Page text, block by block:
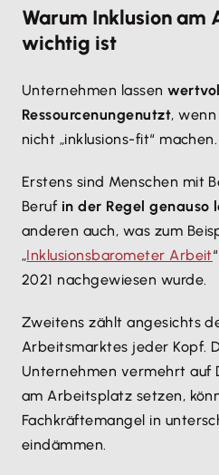
Warum Inklusion am
wichtig ist
Unternehmen lassen
Ressourcenungenutzt,
nicht „inklusions-fit“ machen.
Erstens sind Menschen mit
Beruf in der Regel genauso
anderen auch, was zum
„Inklusionsbarometer Arbeit
2021 nachgewiesen wurde.
Zweitens zählt angesichts
Arbeitsmarktes jeder Kopf.
Unternehmen vermehrt auf
am Arbeitsplatz setzen,
Fachkräftemangel in
eindämmen.